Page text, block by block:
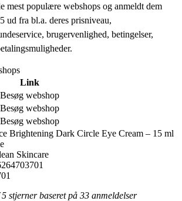
mest populære webshops og anmeldt dem
ud fra bl.a. deres prisniveau,
brugervenlighed, betingelser,
Link
Besøg webshop
Besøg webshop
Besøg webshop
Brightening Dark Circle Eye Cream – 15 ml
Skincare
stjerner baseret på 33 anmeldelser